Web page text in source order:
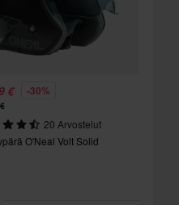
€ -30%
20 Arvostelut
O'Neal Volt Solid